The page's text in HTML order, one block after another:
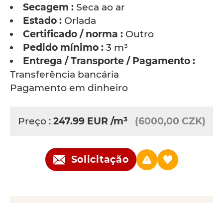
Secagem : Seca ao ar
Estado : Orlada
Certificado / norma : Outro
Pedido mínimo : 3 m³
Entrega / Transporte / Pagamento :
Transferência bancária
Pagamento em dinheiro
Preço : 247.99 EUR /m³ (6000,00 CZK)
Solicitação